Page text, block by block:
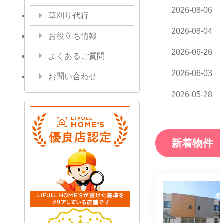
2026-08-06
2026-08-04
2026-06-26
2026-06-03
2026-05-28
新着物件
草刈り代行
お役立ち情報
よくあるご質問
お問い合わせ